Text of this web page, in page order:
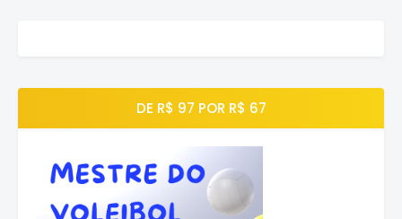
DE R$ 97 POR R$ 67